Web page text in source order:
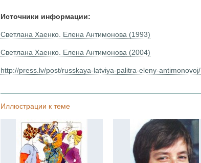
Источники информации:
Светлана Хаенко. Елена Антимонова (1993)
Светлана Хаенко. Елена Антимонова (2004)
http://press.lv/post/russkaya-latviya-palitra-eleny-antimonovoj/
Иллюстрации к теме